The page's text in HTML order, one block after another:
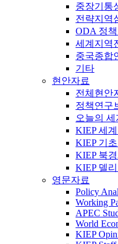
중장기통
전략지역
ODA 정
세계지역
중국종합
기타
현안자료
전체현안
정책연구
오늘의 세
KIEP 세
KIEP 기
KIEP 북
KIEP 델
영문자료
Policy
Working
APEC
World
KIEP